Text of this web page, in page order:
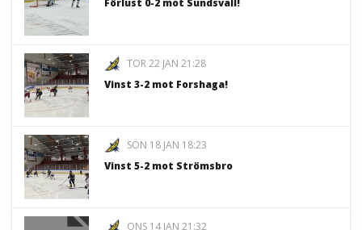
TOR 22 JAN 21:28
Vinst 3-2 mot Forshaga!
SÖN 18 JAN 18:23
Vinst 5-2 mot Strömsbro
ONS 14 JAN 21:32